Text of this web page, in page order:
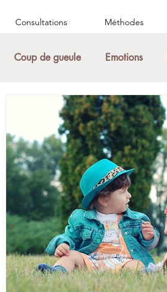
Consultations Méthodes
Coup de gueule Emotions